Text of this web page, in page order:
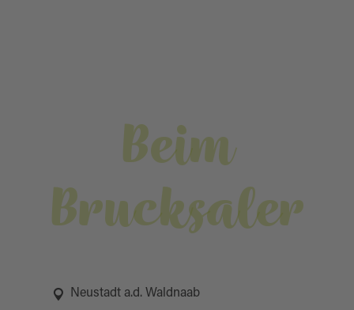
Beim
Brucksaler
Neustadt a.d. Waldnaab